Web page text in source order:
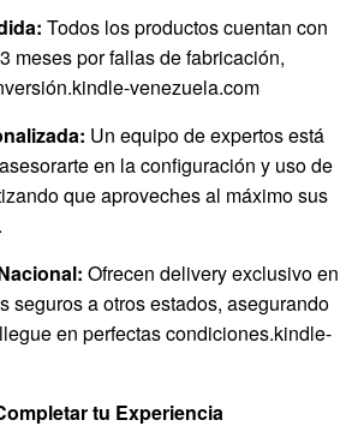
Todos los productos cuentan con
meses por fallas de fabricación,
kindle-venezuela.com
Un equipo de expertos está
en la configuración y uso de
que aproveches al máximo sus
Ofrecen delivery exclusivo en
seguros a otros estados, asegurando
en perfectas condiciones.kindle-
tu Experiencia